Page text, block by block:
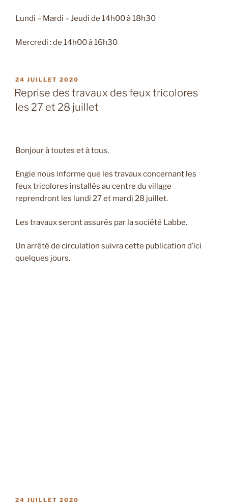
Lundi – Mardi – Jeudi de 14h00 à 18h30
Mercredi : de 14h00 à 16h30
PUBLIÉ
LE
24 JUILLET 2020
Reprise des travaux des feux tricolores
les 27 et 28 juillet
Bonjour à toutes et à tous,
Engie nous informe que les travaux concernant les
feux tricolores installés au centre du village
reprendront les lundi 27 et mardi 28 juillet.
Les travaux seront assurés par la société Labbe.
Un arrêté de circulation suivra cette publication d’ici
quelques jours.
PUBLIÉ
24 JUILLET 2020